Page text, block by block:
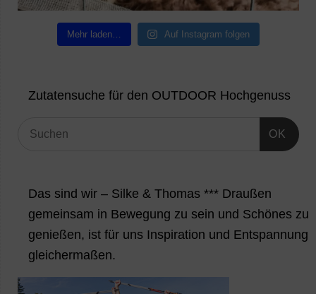
Mehr laden… Auf Instagram folgen
Zutatensuche für den OUTDOOR Hochgenuss
OK
Das sind wir – Silke & Thomas *** Draußen
gemeinsam in Bewegung zu sein und Schönes zu
genießen, ist für uns Inspiration und Entspannung
gleichermaßen.